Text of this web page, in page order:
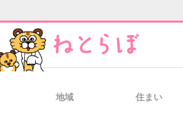
地域 住まい